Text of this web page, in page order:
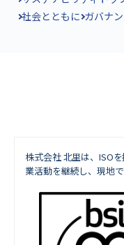
社会とともに ガバナ
株式会社 北里は、ISOを
業活動を継続し、現地